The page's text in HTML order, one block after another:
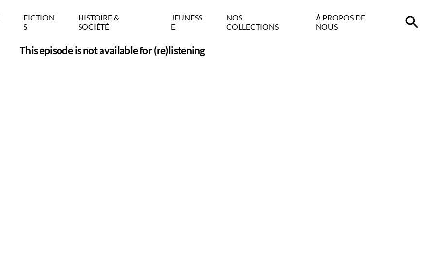
FICTION
S
HISTOIRE &
SOCIÉTÉ
JEUNESS
E
NOS
COLLECTIONS
À PROPOS DE
NOUS
This episode is not available for (re)listening